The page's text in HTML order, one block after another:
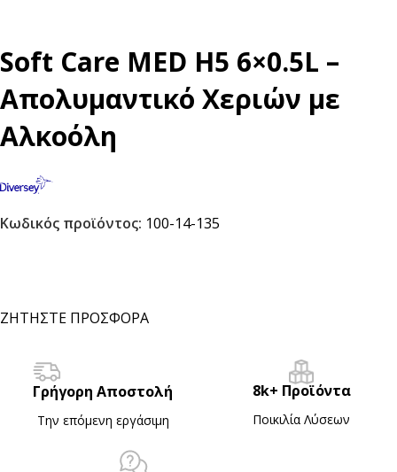
Soft Care MED H5 6×0.5L –
Απολυμαντικό Xεριών με
Aλκοόλη
Κωδικός προϊόντος: 100-14-135
ΖΗΤΗΣΤΕ ΠΡΟΣΦΟΡΑ
Γρήγορη Αποστολή
Την επόμενη εργάσιμη
8k+ Προϊόντα
Ποικιλία Λύσεων